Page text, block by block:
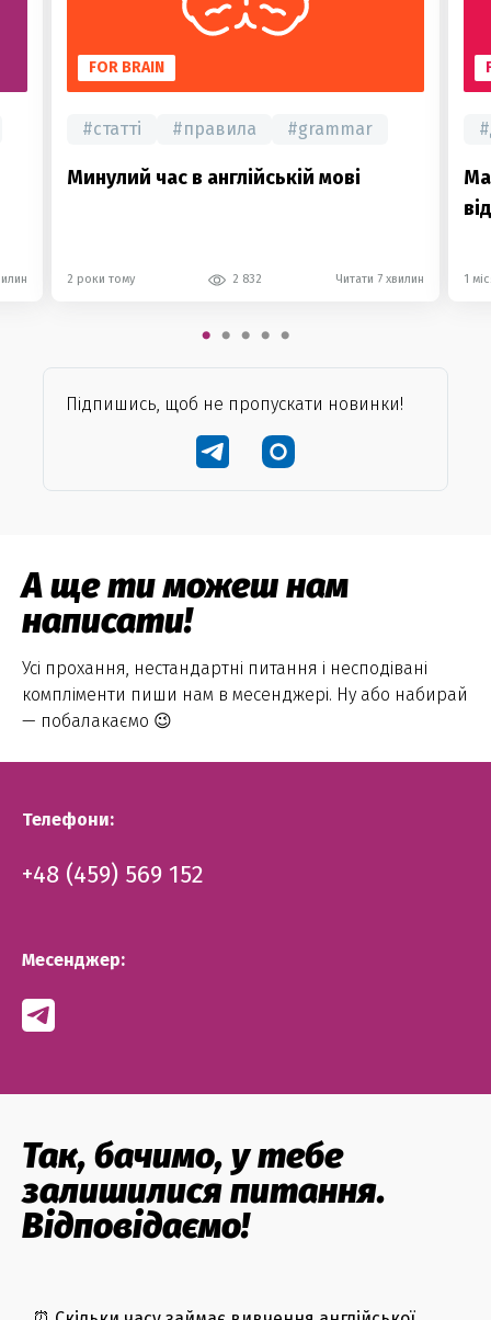
Підпишись, щоб не пропускати новинки!
FOR BRAIN
#статті #правила #grammar
Минулий час в англійській мові
2 роки тому 2 832 Читати 7 хвилин
#
1
А ще ти можеш нам
написати!
Усі прохання, нестандартні питання і несподівані
компліменти пиши нам в месенджері. Ну або набирай
— побалакаємо 😉
Телефони:
+48 (459) 569 152
Месенджер:
Так, бачимо, у тебе
залишилися питання.
Відповідаємо!